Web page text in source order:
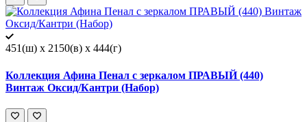
451(ш) x 2150(в) x 444(г)
Коллекция Афина Пенал с зеркалом ПРАВЫЙ (440)
Винтаж Оксид/Кантри (Набор)